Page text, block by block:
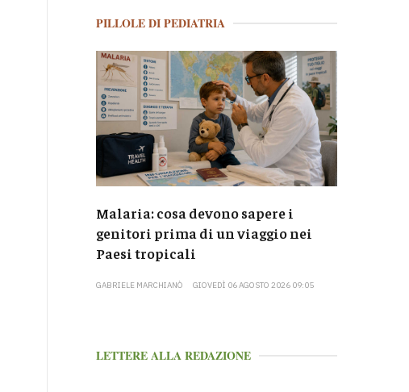
PILLOLE DI PEDIATRIA
Malaria: cosa devono sapere i
genitori prima di un viaggio nei
Paesi tropicali
GABRIELE MARCHIANÒ GIOVEDÌ 06 AGOSTO 2026 09:05
LETTERE ALLA REDAZIONE